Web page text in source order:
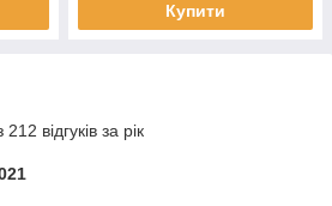
Купити
відгуків за рік